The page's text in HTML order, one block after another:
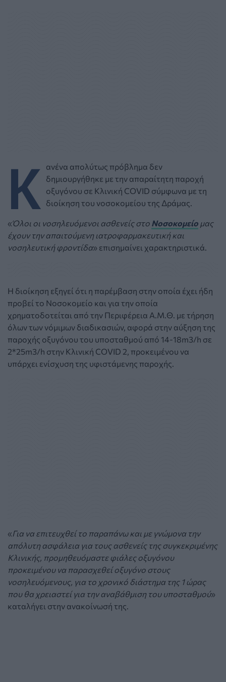
Κ
ανένα απολύτως πρόβλημα δεν
δημιουργήθηκε με την απαραίτητη παροχή
οξυγόνου σε Κλινική COVID σύμφωνα με τη
διοίκηση του νοσοκομείου της Δράμας.
«Όλοι οι νοσηλευόμενοι ασθενείς στο Νοσοκομείο μας
έχουν την απαιτούμενη ιατροφαρμακευτική και
νοσηλευτική φροντίδα» επισημαίνει χαρακτηριστικά.
Η διοίκηση εξηγεί ότι η παρέμβαση στην οποία έχει ήδη
προβεί το Νοσοκομείο και για την οποία
χρηματοδοτείται από την Περιφέρεια Α.Μ.Θ. με τήρηση
όλων των νόμιμων διαδικασιών, αφορά στην αύξηση της
παροχής οξυγόνου του υποσταθμού από 14-18m3/h σε
2*25m3/h στην Κλινική COVID 2, προκειμένου να
υπάρχει ενίσχυση της υφιστάμενης παροχής.
«Για να επιτευχθεί το παραπάνω και με γνώμονα την
απόλυτη ασφάλεια για τους ασθενείς της συγκεκριμένης
Κλινικής, προμηθευόμαστε φιάλες οξυγόνου
προκειμένου να παρασχεθεί οξυγόνο στους
νοσηλευόμενους, για το χρονικό διάστημα της 1 ώρας
που θα χρειαστεί για την αναβάθμιση του υποσταθμού»
καταλήγει στην ανακοίνωσή της.